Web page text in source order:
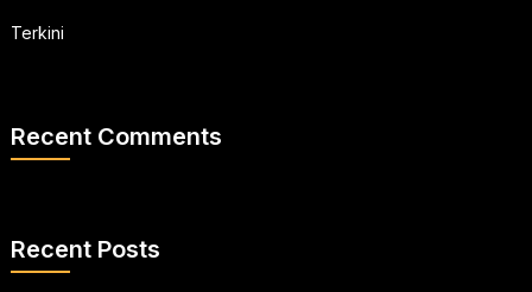
Terkini
Recent Comments
Recent Posts